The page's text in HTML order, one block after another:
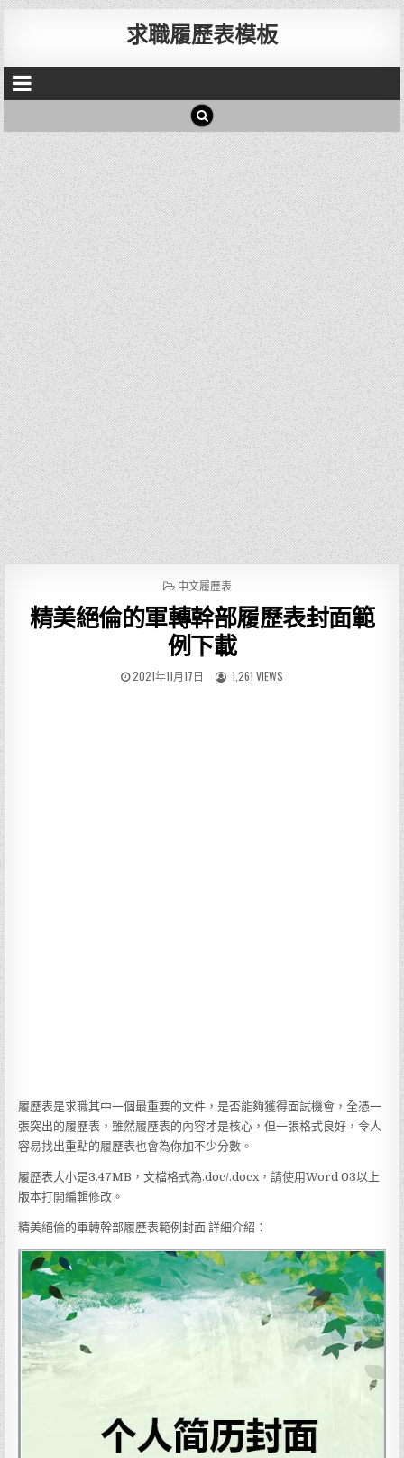
求職履歷表模板
P
S
T
E
I
中文履歷表
精美絕倫的軍轉幹部履歷表封面範
例下載
2021年11月17日 1,261 VIEWS
履歷表是求職其中一個最重要的文件，是否能夠獲得面試機會，全憑一
張突出的履歷表，雖然履歷表的內容才是核心，但一張格式良好，令人
容易找出重點的履歷表也會為你加不少分數。
履歷表大小是3.47MB，文檔格式為.doc/.docx，請使用Word 03以上
版本打開編輯修改。
精美絕倫的軍轉幹部履歷表範例封面 詳細介紹：